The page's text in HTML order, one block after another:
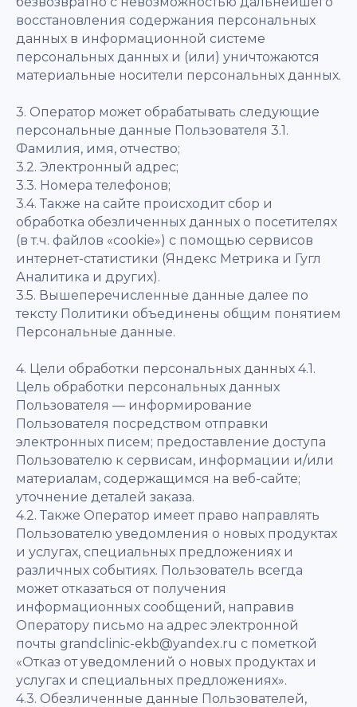
восстановления содержания персональных
данных в информационной системе
персональных данных и (или) уничтожаются
материальные носители персональных данных.
3. Оператор может обрабатывать следующие
персональные данные Пользователя 3.1.
Фамилия, имя, отчество;
3.2. Электронный адрес;
3.3. Номера телефонов;
3.4. Также на сайте происходит сбор и
обработка обезличенных данных о посетителях
(в т.ч. файлов «cookie») с помощью сервисов
интернет-статистики (Яндекс Метрика и Гугл
Аналитика и других).
3.5. Вышеперечисленные данные далее по
тексту Политики объединены общим понятием
Персональные данные.
4. Цели обработки персональных данных 4.1.
Цель обработки персональных данных
Пользователя — информирование
Пользователя посредством отправки
электронных писем; предоставление доступа
Пользователю к сервисам, информации и/или
материалам, содержащимся на веб-сайте;
уточнение деталей заказа.
4.2. Также Оператор имеет право направлять
Пользователю уведомления о новых продуктах
и услугах, специальных предложениях и
различных событиях. Пользователь всегда
может отказаться от получения
информационных сообщений, направив
Оператору письмо на адрес электронной
почты grandclinic-ekb@yandex.ru с пометкой
«Отказ от уведомлений о новых продуктах и
услугах и специальных предложениях».
4.3. Обезличенные данные Пользователей,